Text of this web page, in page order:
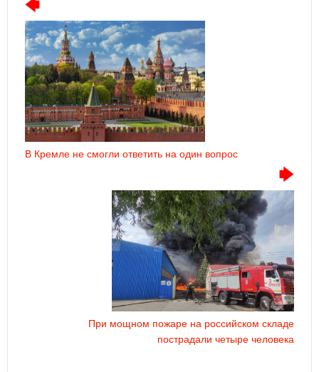
В Кремле не смогли ответить на один вопрос
При мощном пожаре на российском складе
пострадали четыре человека